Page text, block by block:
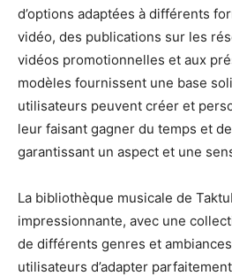
d’options adaptées à différents
vidéo, des publications sur les
vidéos promotionnelles et aux
modèles fournissent une base
utilisateurs peuvent créer et
leur faisant gagner du temps et
garantissant un aspect et une
La bibliothèque musicale de
impressionnante, avec une
de différents genres et
utilisateurs d’adapter